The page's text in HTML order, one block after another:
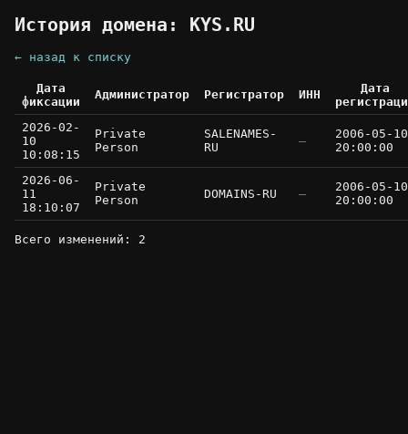
История домена: KYS.RU
← назад к списку
Дата
фиксации
Администратор Регистратор ИНН
Дата
2026-02-
10
10:08:15
Private
Person
SALENAMES-
RU
—
2006-05-10
20:00:00
2026-06-
11
18:10:07
Private
Person
DOMAINS-RU —
2006-05-10
20:00:00
Всего изменений: 2